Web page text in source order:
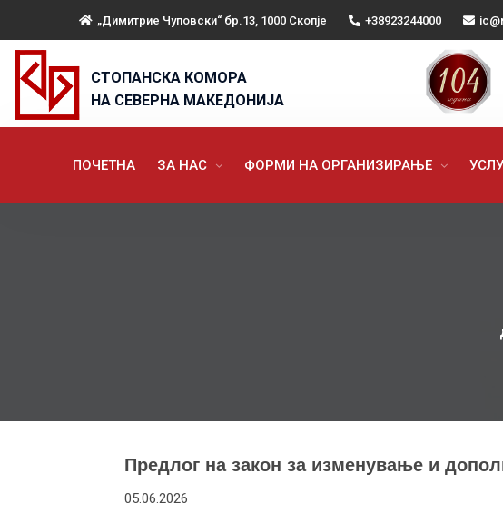
„Димитрие Чуповски“ бр.13, 1000 Скопје +38923244000
СТОПАНСКА КОМОРА
НА СЕВЕРНА МАКЕДОНИЈА
ПОЧЕТНА ЗА НАС ФОРМИ НА ОРГАНИЗИРАЊЕ
Предлог на закон за изменување и
05.06.2026